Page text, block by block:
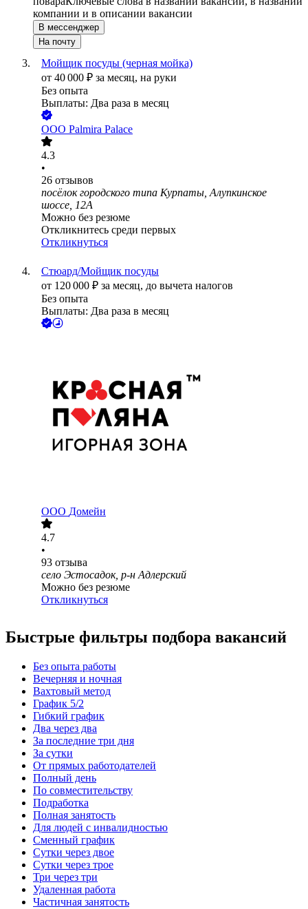
компании и в описании вакансии
В мессенджер
На почту
Мойщик посуды (черная мойка)
от 40 000 ₽ за месяц, на руки
Без опыта
Выплаты: Два раза в месяц
ООО Palmira Palace
4.3
•
26 отзывов
посёлок городского типа Курпаты, Алупкинское
шоссе, 12А
Можно без резюме
Откликнитесь среди первых
Откликнуться
Стюард/Мойщик посуды
от 120 000 ₽ за месяц, до вычета налогов
Без опыта
Выплаты: Два раза в месяц
ООО Домейн
4.7
•
93 отзыва
село Эстосадок, р-н Адлерский
Можно без резюме
Откликнуться
Быстрые фильтры подбора вакансий
Без опыта работы
Вечерняя и ночная
Вахтовый метод
График 5/2
Гибкий график
Два через два
За последние три дня
За сутки
От прямых работодателей
Полный день
По совместительству
Подработка
Полная занятость
Для людей с инвалидностью
Сменный график
Сутки через двое
Сутки через трое
Три через три
Удаленная работа
Частичная занятость